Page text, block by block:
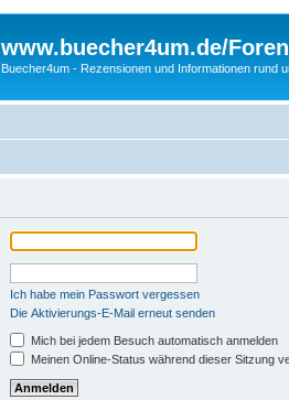
www.buecher4um.de/Foren
Buecher4um - Rezensionen und Informationen rund
Ich habe mein Passwort vergessen
Die Aktivierungs-E-Mail erneut senden
Mich bei jedem Besuch automatisch anmelden
Meinen Online-Status während dieser Sitzung